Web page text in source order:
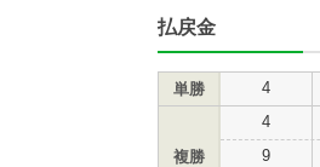
払戻金
単勝 4
複勝
4
9